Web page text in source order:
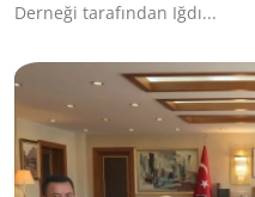
Derneği tarafından Iğdı...